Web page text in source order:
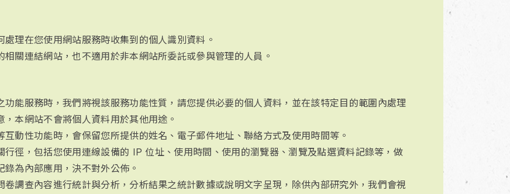
理在您使用網站服務時收集到的個人識別資料。
關連結網站，也不適用於非本網站所委託或參與管理的人員。
能服務時，我們將視該服務功能性質，請您提供必要的個人資料，並在該特定目的範圍內處理
本網站不會將個人資料用於其他用途。
動性功能時，會保留您所提供的姓名、電子郵件地址、聯絡方式及使用時間等。
行徑，包括您使用連線設備的 IP 位址、使用時間、使用的瀏覽器、瀏覽及點選資料記錄等，做
為內部應用，決不對外公佈。
調查內容進行統計與分析，分析結果之統計數據或說明文字呈現，除供內部研究外，我們會視